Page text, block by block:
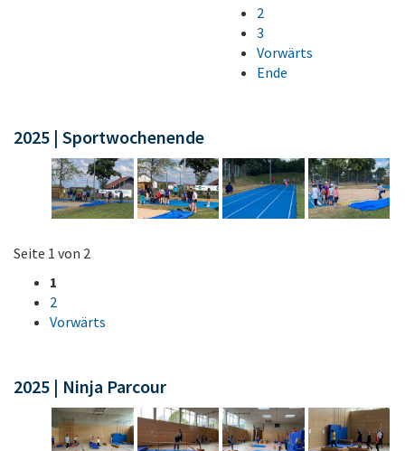
2
3
Vorwärts
Ende
2025 | Sportwochenende
Seite 1 von 2
1
2
Vorwärts
2025 | Ninja Parcour